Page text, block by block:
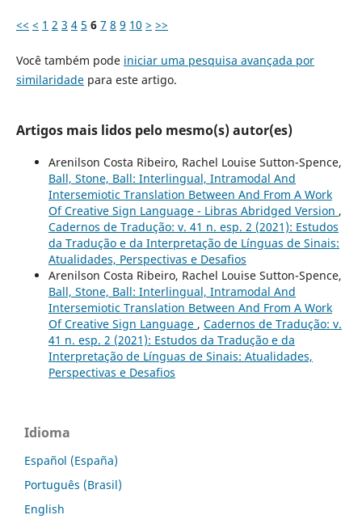
<< < 1 2 3 4 5 6 7 8 9 10 > >>
Você também pode iniciar uma pesquisa avançada por
similaridadepara este artigo.
Artigos mais lidos pelo mesmo(s) autor(es)
Arenilson Costa Ribeiro, Rachel Louise Sutton-Spence,
Ball, Stone, Ball: Interlingual, Intramodal And
Intersemiotic Translation Between And From A Work
Of Creative Sign Language - Libras Abridged Version ,
Cadernos de Tradução: v. 41 n. esp. 2 (2021): Estudos
da Tradução e da Interpretação de Línguas de Sinais:
Atualidades, Perspectivas e Desafios
Arenilson Costa Ribeiro, Rachel Louise Sutton-Spence,
Ball, Stone, Ball: Interlingual, Intramodal And
Intersemiotic Translation Between And From A Work
Of Creative Sign Language , Cadernos de Tradução: v.
41 n. esp. 2 (2021): Estudos da Tradução e da
Interpretação de Línguas de Sinais: Atualidades,
Perspectivas e Desafios
Idioma
Español (España)
Português (Brasil)
English